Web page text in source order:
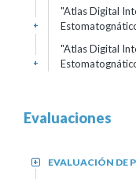
"Atlas Digital
+
"Atlas Digital
+
Evaluaciones
EVALUACIÓN DE
+